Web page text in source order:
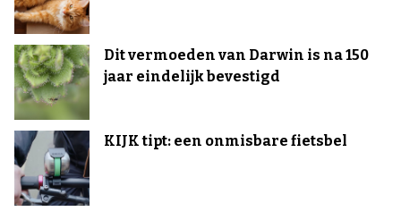
Dit vermoeden van Darwin is na 150
jaar eindelijk bevestigd
KIJK tipt: een onmisbare fietsbel